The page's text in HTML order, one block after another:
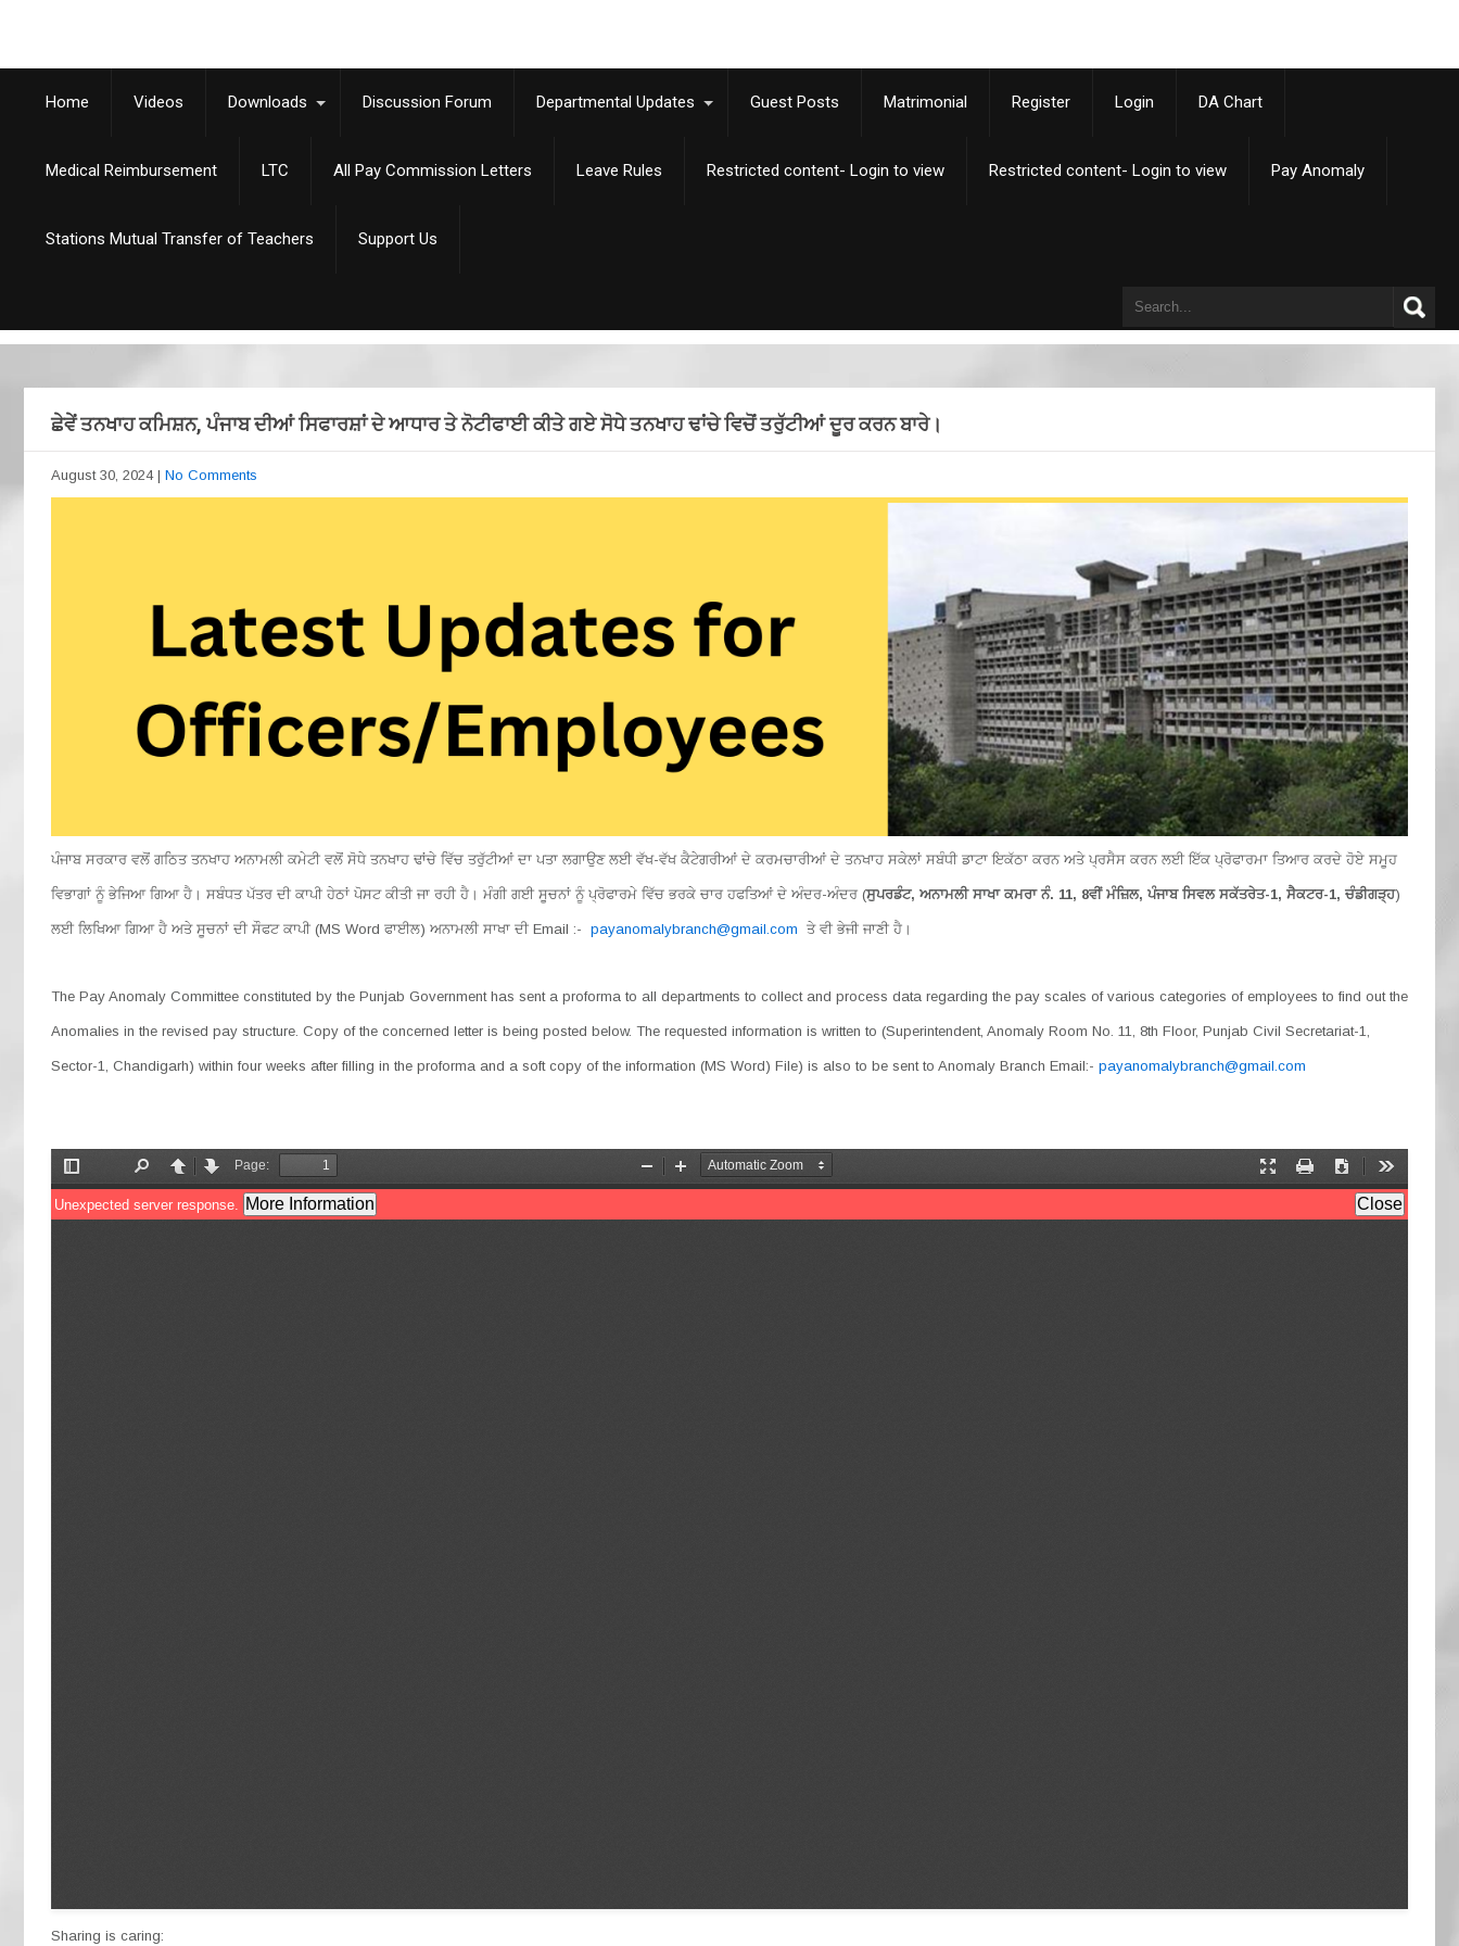
Home Videos Downloads Discussion Forum Departmental Updates Guest Posts Matrimonial Register Login DA Chart
Medical Reimbursement LTC All Pay Commission Letters Leave Rules Restricted content- Login to view Restricted content- Login to view Pay Anomaly
Stations Mutual Transfer of Teachers Support Us
ਛੇਵੇਂ ਤਨਖਾਹ ਕਮਿਸ਼ਨ, ਪੰਜਾਬ ਦੀਆਂ ਸਿਫਾਰਸ਼ਾਂ ਦੇ ਆਧਾਰ ਤੇ ਨੋਟੀਫਾਈ ਕੀਤੇ ਗਏ ਸੋਧੇ ਤਨਖਾਹ ਢਾਂਚੇ ਵਿਚੋਂ ਤਰੁੱਟੀਆਂ ਦੂਰ ਕਰਨ ਬਾਰੇ।
August 30, 2024 | No Comments
ਪੰਜਾਬ ਸਰਕਾਰ ਵਲੋਂ ਗਠਿਤ ਤਨਖਾਹ ਅਨਾਮਲੀ ਕਮੇਟੀ ਵਲੋਂ ਸੋਧੇ ਤਨਖਾਹ ਢਾਂਚੇ ਵਿੱਚ ਤਰੁੱਟੀਆਂ ਦਾ ਪਤਾ ਲਗਾਉਣ ਲਈ ਵੱਖ-ਵੱਖ ਕੈਟੇਗਰੀਆਂ ਦੇ ਕਰਮਚਾਰੀਆਂ ਦੇ ਤਨਖਾਹ ਸਕੇਲਾਂ ਸਬੰਧੀ ਡਾਟਾ ਇਕੱਠਾ ਕਰਨ ਅਤੇ ਪ੍ਰਸੈਸ ਕਰਨ ਲਈ ਇੱਕ ਪ੍ਰੋਫਾਰਮਾ ਤਿਆਰ ਕਰਦੇ ਹੋਏ ਸਮੂਹ
ਵਿਭਾਗਾਂ ਨੂੰ ਭੇਜਿਆ ਗਿਆ ਹੈ। ਸਬੰਧਤ ਪੱਤਰ ਦੀ ਕਾਪੀ ਹੇਠਾਂ ਪੋਸਟ ਕੀਤੀ ਜਾ ਰਹੀ ਹੈ। ਮੰਗੀ ਗਈ ਸੂਚਨਾਂ ਨੂੰ ਪ੍ਰੋਫਾਰਮੇ ਵਿੱਚ ਭਰਕੇ ਚਾਰ ਹਫਤਿਆਂ ਦੇ ਅੰਦਰ-ਅੰਦਰ (ਸੁਪਰਡੰਟ, ਅਨਾਮਲੀ ਸਾਖਾ ਕਮਰਾ ਨੰ. 11, 8ਵੀਂ ਮੰਜ਼ਿਲ, ਪੰਜਾਬ ਸਿਵਲ ਸਕੱਤਰੇਤ-1, ਸੈਕਟਰ-1, ਚੰਡੀਗੜ੍ਹ)
ਲਈ ਲਿਖਿਆ ਗਿਆ ਹੈ ਅਤੇ ਸੂਚਨਾਂ ਦੀ ਸੌਫਟ ਕਾਪੀ (MS Word ਫਾਈਲ) ਅਨਾਮਲੀ ਸਾਖਾ ਦੀ Email :- payanomalybranch@gmail.com ਤੇ ਵੀ ਭੇਜੀ ਜਾਣੀ ਹੈ।
The Pay Anomaly Committee constituted by the Punjab Government has sent a proforma to all departments to collect and process data regarding the pay scales of various categories of employees to find out the
Anomalies in the revised pay structure. Copy of the concerned letter is being posted below. The requested information is written to (Superintendent, Anomaly Room No. 11, 8th Floor, Punjab Civil Secretariat-1,
Sector-1, Chandigarh) within four weeks after filling in the proforma and a soft copy of the information (MS Word) File) is also to be sent to Anomaly Branch Email:- payanomalybranch@gmail.com
Sharing is caring: